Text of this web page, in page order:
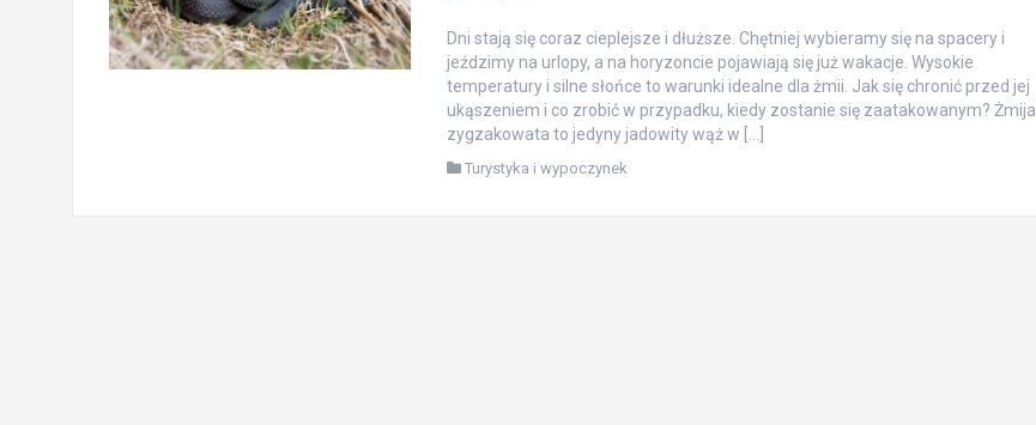
Dni stają się coraz cieplejsze i dłuższe. Chętniej wybieramy się na spacery i
jeździmy na urlopy, a na horyzoncie pojawiają się już wakacje. Wysokie
temperatury i silne słońce to warunki idealne dla żmii. Jak się chronić przed jej
ukąszeniem i co zrobić w przypadku, kiedy zostanie się zaatakowanym? Żmija
zygzakowata to jedyny jadowity wąż w […]
Turystyka i wypoczynek